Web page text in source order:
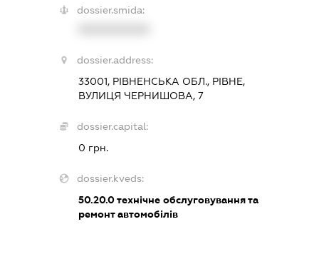
dossier.smida:
dossier.address:
33001, РІВНЕНСЬКА ОБЛ., РІВНЕ,
ВУЛИЦЯ ЧЕРНИШОВА, 7
dossier.capital:
0 грн.
dossier.kveds:
50.20.0технічне обслуговування та
ремонт автомобілів